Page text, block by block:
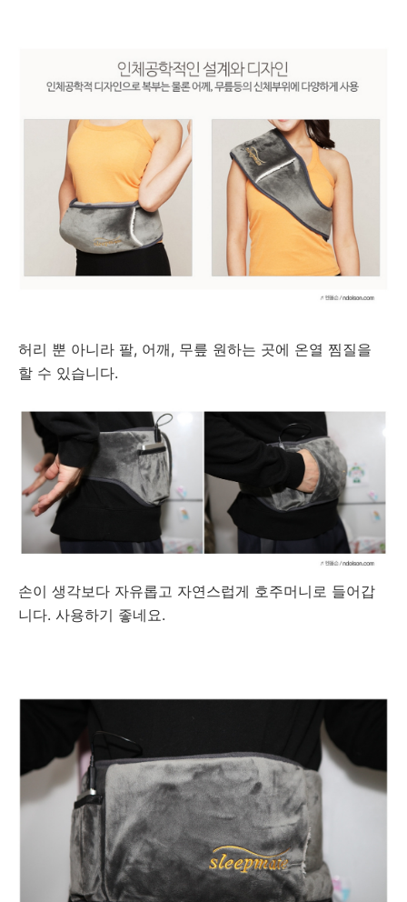
허리 뿐 아니라 팔, 어깨, 무릎 원하는 곳에 온열 찜질을
할 수 있습니다.
손이 생각보다 자유롭고 자연스럽게 호주머니로 들어갑
니다. 사용하기 좋네요.